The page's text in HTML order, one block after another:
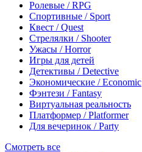
Ролевые / RPG
Спортивные / Sport
Квест / Quest
Стрелялки / Shooter
Ужасы / Horror
Игры для детей
Детективы / Detective
Экономические / Economic
Фэнтези / Fantasy
Виртуальная реальность
Платформер / Platformer
Для вечеринок / Party
Смотреть все